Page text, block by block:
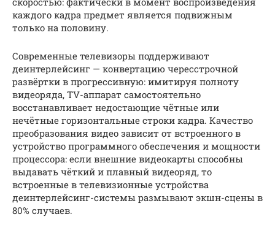
каждого кадра предмет является подвижным
только на половину.
Современные телевизоры поддерживают
деинтерлейсинг — конвертацию чересстрочной
развёртки в прогрессивную: имитируя полноту
видеоряда, TV-аппарат самостоятельно
восстанавливает недостающие чётные или
нечётные горизонтальные строки кадра. Качество
преобразования видео зависит от встроенного в
устройство программного обеспечения и мощности
процессора: если внешние видеокарты способны
выдавать чёткий и плавный видеоряд, то
встроенные в телевизионные устройства
деинтерлейсинг-системы размывают экшн-сцены в
80% случаев.